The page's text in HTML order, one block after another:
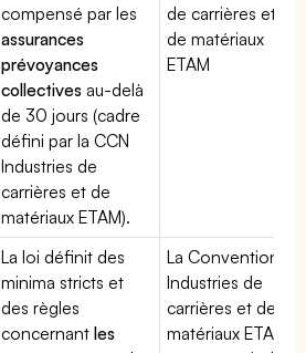
compensé par les
assurances
prévoyances
collectives au-delà
de 30 jours (cadre
défini par la CCN
Industries de
carrières et de
matériaux ETAM).
de carrières et
de matériaux
ETAM
La loi définit des
minima stricts et
des règles
concernantles
La Convention
Industries de
carrières et de
matériaux ETAM